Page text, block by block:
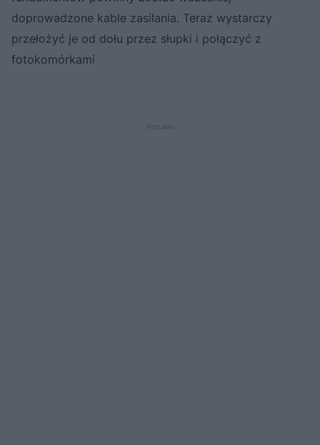
doprowadzone kable zasilania. Teraz wystarczy
przełożyć je od dołu przez słupki i połączyć z
fotokomórkami